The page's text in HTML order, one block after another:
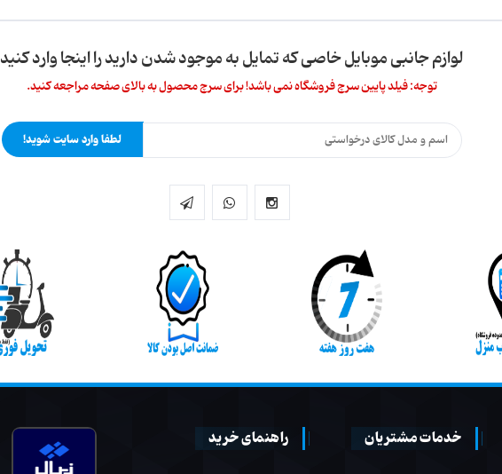
لوازم جانبی موبایل خاصی که تمایل به موجود شدن دارید را اینجا وارد کنید
توجه: فیلد پایین سرچ فروشگاه نمی باشد! برای سرچ محصول به بالای صفحه مراجعه کنید.
لطفا وارد سایت شوید!
خدمات مشتریان راهنمای خرید